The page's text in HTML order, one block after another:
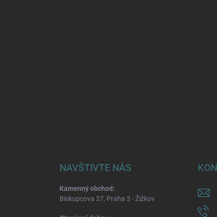
NAVŠTIVTE NÁS
Kamenný obchod:
Biskupcova 37, Praha 3 - Žižkov